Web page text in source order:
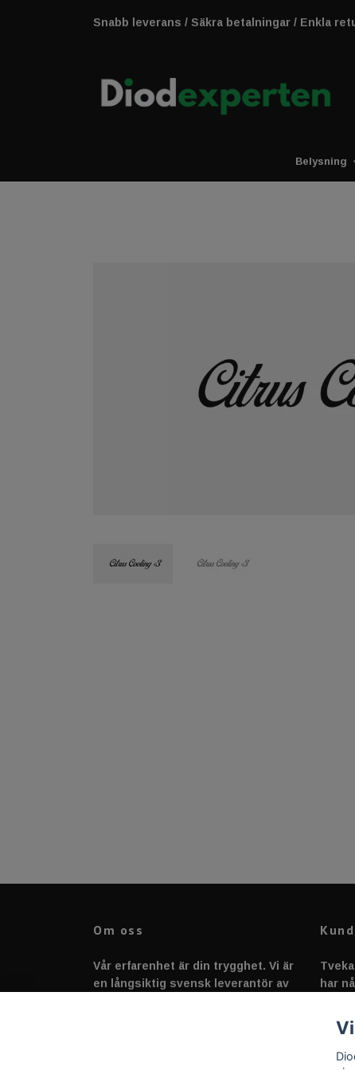
Snabb leverans / Säkra betalningar / Enkla
Belysning
Om oss
Vår erfarenhet är din trygghet. Vi är
en långsiktig svensk leverantör av
har